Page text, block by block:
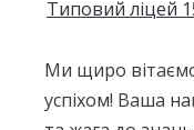
Типовий ліцей
Ми щиро
успіхом! Ваша